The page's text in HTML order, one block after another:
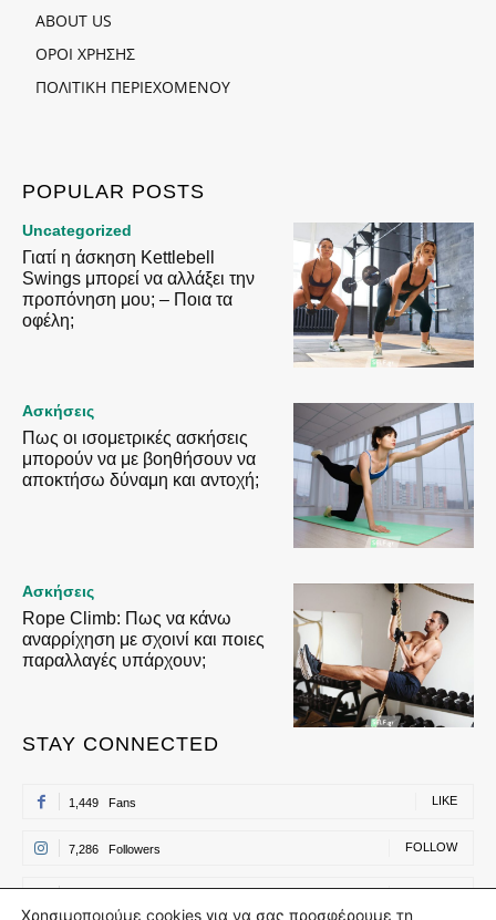
ABOUT US
ΟΡΟΙ ΧΡΗΣΗΣ
ΠΟΛΙΤΙΚΗ ΠΕΡΙΕΧΟΜΕΝΟΥ
POPULAR POSTS
Uncategorized
Γιατί η άσκηση Kettlebell
Swings μπορεί να αλλάξει την
προπόνηση μου; – Ποια τα
οφέλη;
Ασκήσεις
Πως οι ισομετρικές ασκήσεις
μπορούν να με βοηθήσουν να
αποκτήσω δύναμη και αντοχή;
Ασκήσεις
Rope Climb: Πως να κάνω
αναρρίχηση με σχοινί και ποιες
παραλλαγές υπάρχουν;
STAY CONNECTED
1,449 Fans LIKE
7,286 Followers FOLLOW
FOLLOW
Χρησιμοποιούμε cookies για να σας προσφέρουμε τη